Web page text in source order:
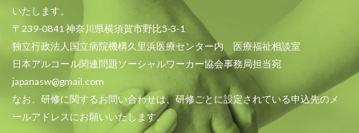
いたします。
〒239-0841 神奈川県横須賀市野比5-3-1
独立行政法人国立病院機構久里浜医療センター内 医療福祉相談室
日本アルコール関連問題ソーシャルワーカー協会事務局担当宛
japanasw@gmail.com
なお、研修に関するお問い合わせは、研修ごとに設定されている申込先のメ
ールアドレスにお願いいたします。